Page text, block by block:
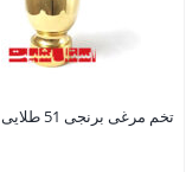
تخم مرغی برنجی 51 طلایی